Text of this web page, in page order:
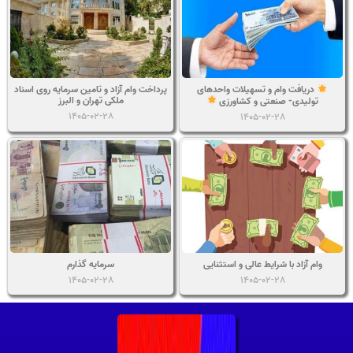
دریافت وام و تسهیلات واحدهای
تولیدی- صنعتی و کشاورزی
1405-02-28
پرداخت وام آزاد و تامین سرمایه روی اسناد
ملکی تهران و البرز
1405-02-28
وام آزاد با شرایط عالی و استثنایی
1405-02-28
سرمایه گذارم
1405-02-28